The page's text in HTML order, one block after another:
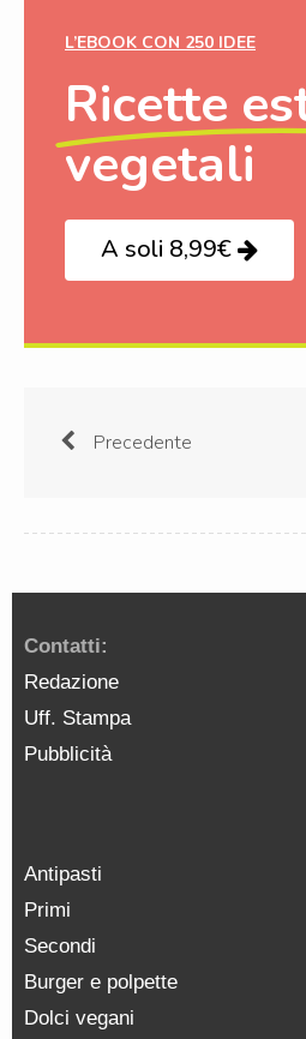
L’EBOOK CON 250 IDEE
Ricette
vegetali
A soli 8,99€
Precedente
Contatti:
Redazione
Uff. Stampa
Pubblicità
Antipasti
Primi
Secondi
Burger e polpette
Dolci vegani